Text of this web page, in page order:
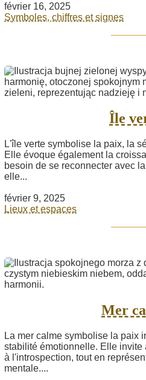
février 16, 2025
Symboles, chiffres et signes
Île
L'île verte symbolise la paix, la
Elle évoque également la
besoin de se reconnecter avec
elle...
février 9, 2025
Lieux et espaces
Mer
La mer calme symbolise la paix
stabilité émotionnelle. Elle
à l'introspection, tout en
mentale....